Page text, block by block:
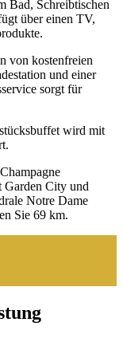
Bad, Schreibtischen
über einen TV,
von kostenfreien
und einer
sorgt für
wird mit
Garden City und
Notre Dame
Sie 69 km.